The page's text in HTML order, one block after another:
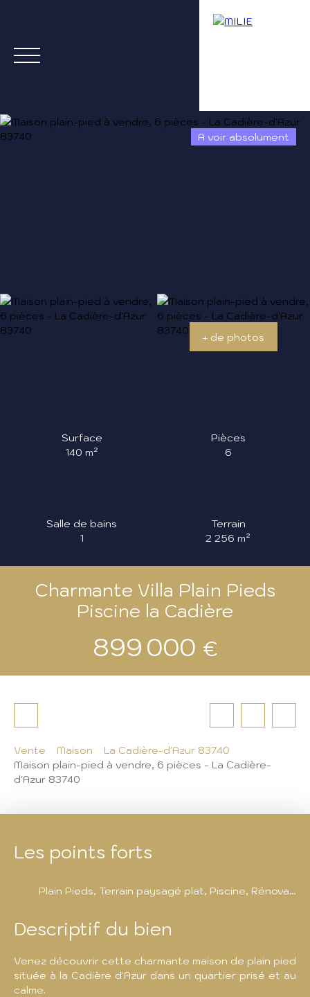
A voir absolument
+ de photos
Surface
140 m²
Pièces
6
Salle de bains
1
Terrain
2 256m²
Charmante Villa Plain Pieds
Piscine la Cadière
899 000 €
Vente Maison
La Cadière-d'Azur 83740
Maison plain-pied à vendre, 6 pièces - La Cadière-
d'Azur 83740
Les points forts
Plain Pieds, Terrain paysagé plat, Piscine, Rénovation récente, Cadre enchenteresque, à 10 minutes envoiture des plages
Descriptif du bien
Venez découvrir cette charmante maison de plain pied
située à la Cadière d'Azur dans un quartier prisé et au
calme.